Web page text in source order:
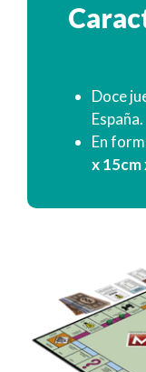
Doce
España.
En
x 15cm